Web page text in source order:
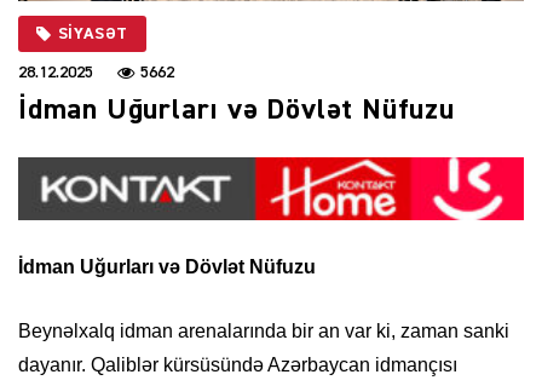
SIYASƏT
28.12.2025 5662
İdman Uğurları və Dövlət Nüfuzu
İdman Uğurları və Dövlət Nüfuzu
Beynəlxalq idman arenalarında bir an var ki, zaman sanki
dayanır. Qaliblər kürsüsündə Azərbaycan idmançısı